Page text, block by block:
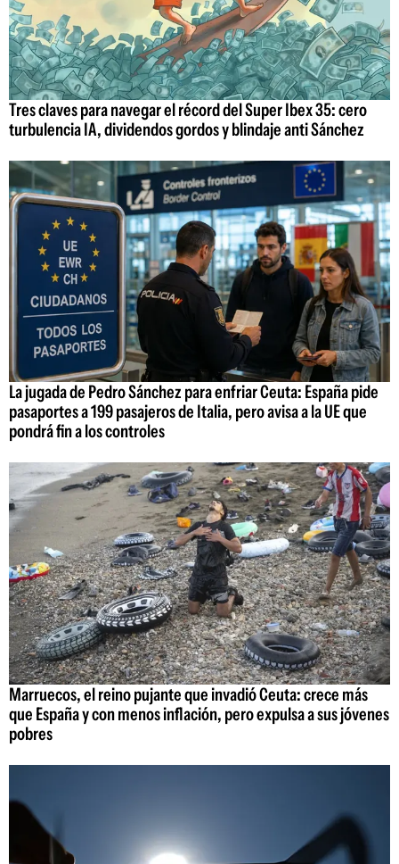
Tres claves para navegar el récord del Super Ibex 35: cero
turbulencia IA, dividendos gordos y blindaje anti Sánchez
La jugada de Pedro Sánchez para enfriar Ceuta: España pide
pasaportes a 199 pasajeros de Italia, pero avisa a la UE que
pondrá fin a los controles
Marruecos, el reino pujante que invadió Ceuta: crece más
que España y con menos inflación, pero expulsa a sus jóvenes
pobres